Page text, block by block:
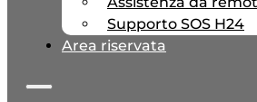
Supporto SOS H24
Area riservata